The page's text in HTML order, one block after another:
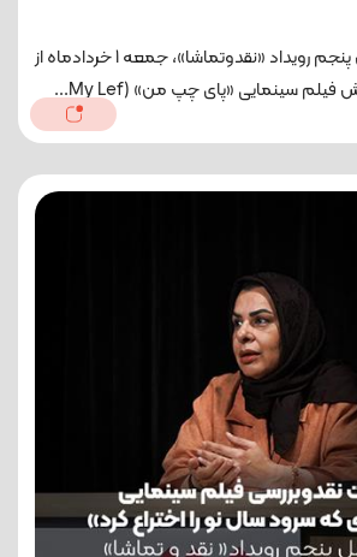
دهمین اکران از فصل پنجم رویداد «نقدوتماشا»، جمعه 1 خرداد‌ماه از